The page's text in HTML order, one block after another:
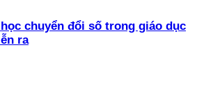
chuyển đổi số trong giáo dục
ra